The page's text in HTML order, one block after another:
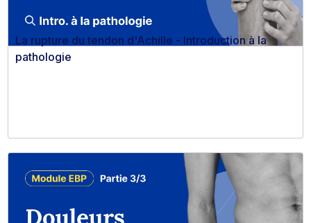
La rupture du tendon d'Achille - Introduction à la
pathologie